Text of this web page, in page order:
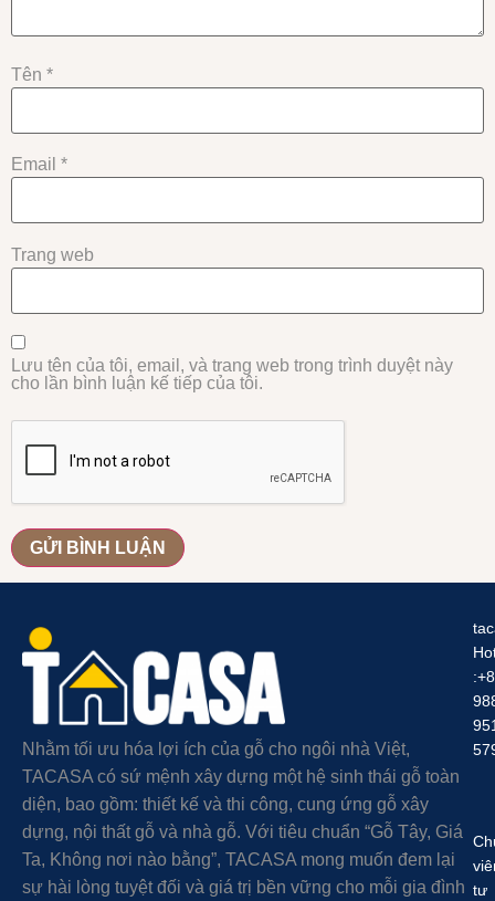
Tên *
Email *
Trang web
Lưu tên của tôi, email, và trang web trong trình duyệt này
cho lần bình luận kế tiếp của tôi.
Nhằm tối ưu hóa lợi ích của gỗ cho ngôi nhà Việt,
TACASA có sứ mệnh xây dựng một hệ sinh thái gỗ toàn
diện, bao gồm: thiết kế và thi công, cung ứng gỗ xây
dựng, nội thất gỗ và nhà gỗ. Với tiêu chuẩn “Gỗ Tây, Giá
Ta, Không nơi nào bằng”, TACASA mong muốn đem lại
sự hài lòng tuyệt đối và giá trị bền vững cho mỗi gia đình tư